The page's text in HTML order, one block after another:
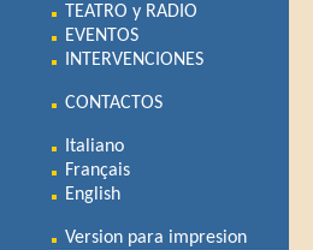
TEATRO y RADIO
EVENTOS
INTERVENCIONES
CONTACTOS
Italiano
Français
English
Version para impresion